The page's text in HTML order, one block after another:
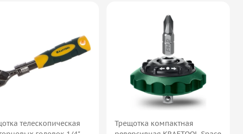
телескопическая
Трещотка компактная